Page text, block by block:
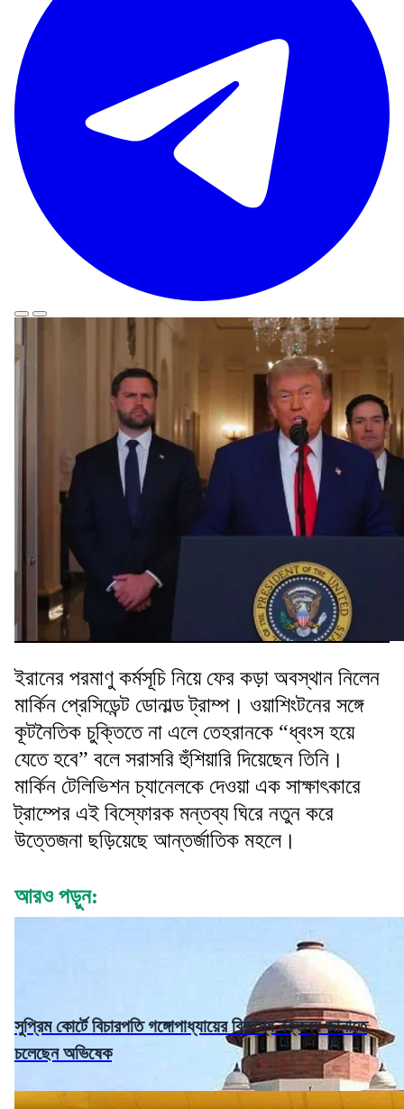
ইরানের পরমাণু কর্মসূচি নিয়ে ফের কড়া অবস্থান নিলেন
মার্কিন প্রেসিডেন্ট ডোনাল্ড ট্রাম্প। ওয়াশিংটনের সঙ্গে
কূটনৈতিক চুক্তিতে না এলে তেহরানকে “ধ্বংস হয়ে
যেতে হবে” বলে সরাসরি হুঁশিয়ারি দিয়েছেন তিনি।
মার্কিন টেলিভিশন চ্যানেলকে দেওয়া এক সাক্ষাৎকারে
ট্রাম্পের এই বিস্ফোরক মন্তব্য ঘিরে নতুন করে
উত্তেজনা ছড়িয়েছে আন্তর্জাতিক মহলে।
আরও পড়ুন:
সুপ্রিম কোর্টে বিচারপতি গঙ্গোপাধ্যায়ের বিরুদ্ধে বক্তব্য জানাতে
চলেছেন অভিষেক